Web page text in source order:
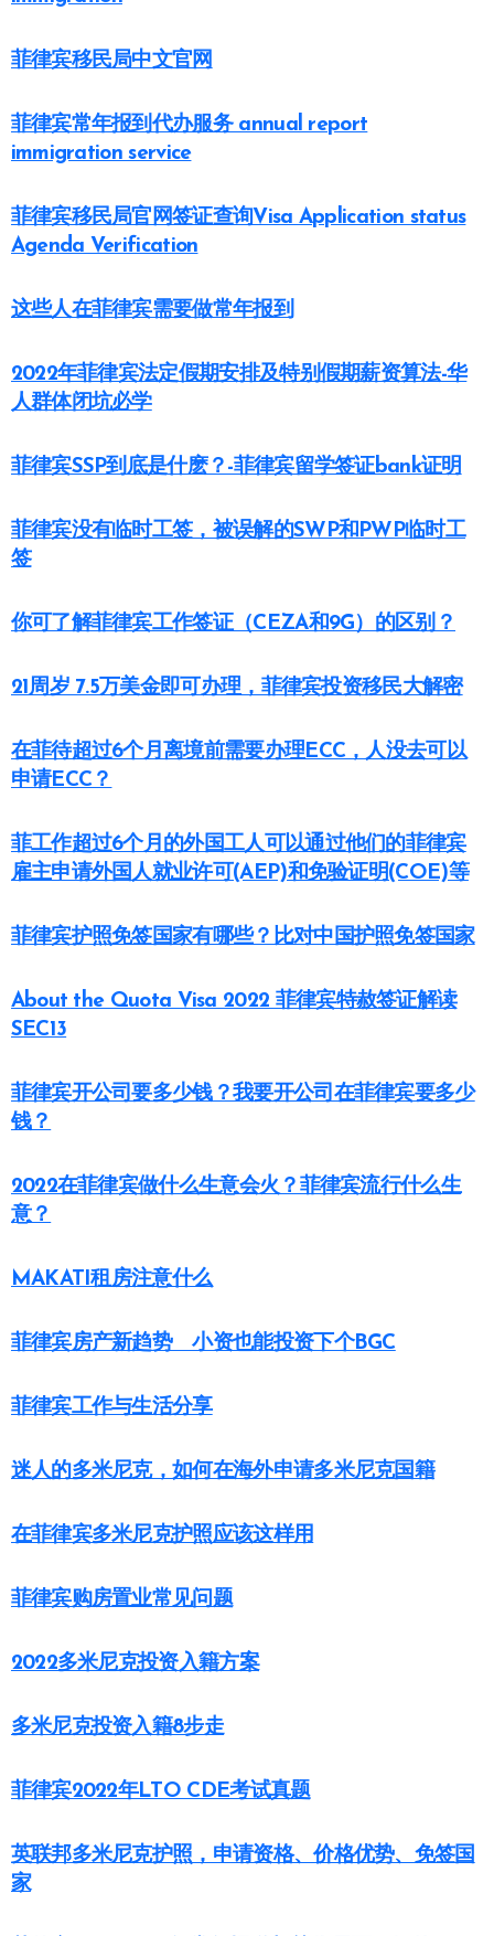
菲律宾移民局中文官网
菲律宾常年报到代办服务 annual report
immigration service
菲律宾移民局官网签证查询Visa Application status
Agenda Verification
这些人在菲律宾需要做常年报到
2022年菲律宾法定假期安排及特别假期薪资算法-华
人群体闭坑必学
菲律宾SSP到底是什麽？-菲律宾留学签证bank证明
菲律宾没有临时工签，被误解的SWP和PWP临时工
签
你可了解菲律宾工作签证（CEZA和9G）的区别？
21周岁 7.5万美金即可办理，菲律宾投资移民大解密
在菲待超过6个月离境前需要办理ECC，人没去可以
申请ECC？
菲工作超过6个月的外国工人可以通过他们的菲律宾
雇主申请外国人就业许可(AEP)和免验证明(COE)等
菲律宾护照免签国家有哪些？比对中国护照免签国家
About the Quota Visa 2022 菲律宾特赦签证解读
SEC13
菲律宾开公司要多少钱？我要开公司在菲律宾要多少
钱？
2022在菲律宾做什么生意会火？菲律宾流行什么生
意？
MAKATI租房注意什么
菲律宾房产新趋势 小资也能投资下个BGC
菲律宾工作与生活分享
迷人的多米尼克，如何在海外申请多米尼克国籍
在菲律宾多米尼克护照应该这样用
菲律宾购房置业常见问题
2022多米尼克投资入籍方案
多米尼克投资入籍8步走
菲律宾2022年LTO CDE考试真题
英联邦多米尼克护照，申请资格、价格优势、免签国
家